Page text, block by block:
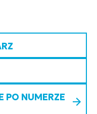
PO NUMERZE